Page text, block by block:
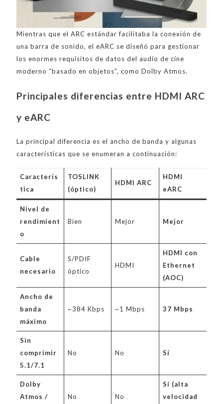
Mientras que el ARC estándar facilitaba la conexión de
una barra de sonido, el eARC se diseñó para gestionar
los enormes requisitos de datos del audio de cine
moderno “basado en objetos”, como Dolby Atmos.
Principales diferencias entre HDMI ARC
y eARC
La principal diferencia es el ancho de banda y algunas
características que se enumeran a continuación:
Caracterís
tica
TOSLINK
(óptico)
HDMI ARC
HDMI
eARC
Nivel de
rendimient
o
Bien Mejor Mejor
Cable
necesario
S/PDIF
óptico
HDMI
HDMI con
Ethernet
(AOC)
Ancho de
banda
máximo
~384 Kbps ~1 Mbps 37 Mbps
Sin
comprimir
5.1/7.1
No No Sí
Dolby
Atmos /
No No
Sí (alta
velocidad